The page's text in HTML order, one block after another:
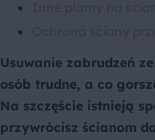
Usuwanie zabrudzeń
osób trudne, a co
Na szczęście istnieją
przywrócisz ścianom